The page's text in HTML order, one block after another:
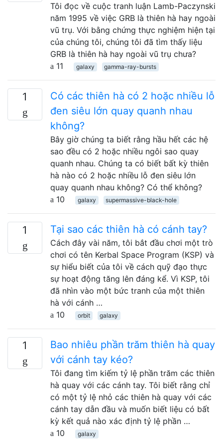
Tôi đọc về cuộc tranh luận Lamb-Paczynski
năm 1995 về việc GRB là thiên hà hay ngoài
vũ trụ. Với bằng chứng thực nghiệm hiện tại
của chúng tôi, chúng tôi đã tìm thấy liệu
GRB là thiên hà hay ngoài vũ trụ chưa?
11
galaxy gamma-ray-bursts
1
Có các thiên hà có 2 hoặc nhiều lỗ
đen siêu lớn quay quanh nhau
không?
Bây giờ chúng ta biết rằng hầu hết các hệ
sao đều có 2 hoặc nhiều ngôi sao quay
quanh nhau. Chúng ta có biết bất kỳ thiên
hà nào có 2 hoặc nhiều lỗ đen siêu lớn
quay quanh nhau không? Có thể không?
10
galaxy supermassive-black-hole
1 Tại sao các thiên hà có cánh tay?
Cách đây vài năm, tôi bắt đầu chơi một trò
chơi có tên Kerbal Space Program (KSP) và
sự hiểu biết của tôi về cách quỹ đạo thực
sự hoạt động tăng lên đáng kể. Vì KSP, tôi
đã nhìn vào một bức tranh của một thiên
hà với cánh …
10
orbit galaxy
1
Bao nhiêu phần trăm thiên hà quay
với cánh tay kéo?
Tôi đang tìm kiếm tỷ lệ phần trăm các thiên
hà quay với các cánh tay. Tôi biết rằng chỉ
có một tỷ lệ nhỏ các thiên hà quay với các
cánh tay dẫn đầu và muốn biết liệu có bất
kỳ kết quả nào xác định tỷ lệ phần …
10
galaxy